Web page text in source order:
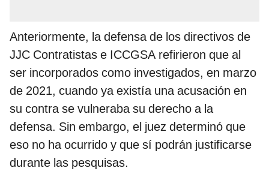
Anteriormente, la defensa de los directivos de
JJC Contratistas e ICCGSA refirieron que al
ser incorporados como investigados, en marzo
de 2021, cuando ya existía una acusación en
su contra se vulneraba su derecho a la
defensa. Sin embargo, el juez determinó que
eso no ha ocurrido y que sí podrán justificarse
durante las pesquisas.